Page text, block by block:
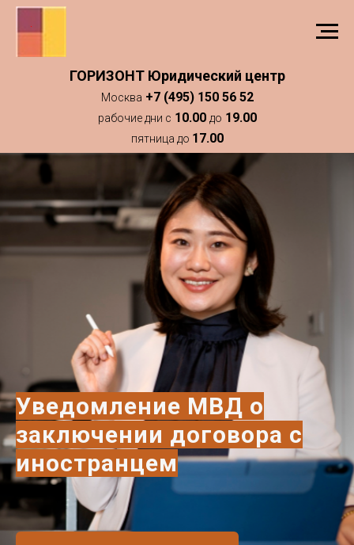
ГОРИЗОНТ Юридический центр
Москва +7 (495) 150 56 52
рабочие дни с 10.00 до 19.00
пятница до 17.00
Уведомление МВД о
заключении договора с
иностранцем